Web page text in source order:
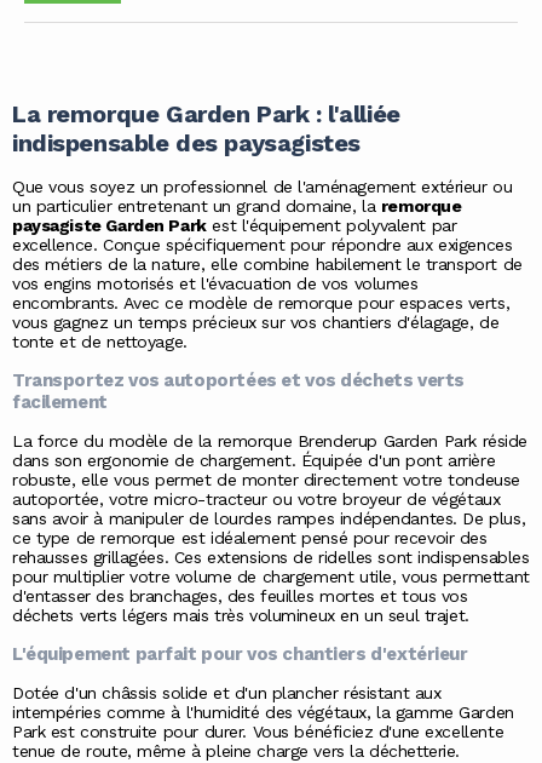
La remorque Garden Park : l'alliée
indispensable des paysagistes
Que vous soyez un professionnel de l'aménagement extérieur ou
un particulier entretenant un grand domaine, la remorque
paysagiste Garden Parkest l'équipement polyvalent par
excellence. Conçue spécifiquement pour répondre aux exigences
des métiers de la nature, elle combine habilement le transport de
vos engins motorisés et l'évacuation de vos volumes
encombrants. Avec ce modèle de remorque pour espaces verts,
vous gagnez un temps précieux sur vos chantiers d'élagage, de
tonte et de nettoyage.
Transportez vos autoportées et vos déchets verts
facilement
La force du modèle de la remorque Brenderup Garden Park réside
dans son ergonomie de chargement. Équipée d'un pont arrière
robuste, elle vous permet de monter directement votre tondeuse
autoportée, votre micro-tracteur ou votre broyeur de végétaux
sans avoir à manipuler de lourdes rampes indépendantes. De plus,
ce type de remorque est idéalement pensé pour recevoir des
rehausses grillagées. Ces extensions de ridelles sont indispensables
pour multiplier votre volume de chargement utile, vous permettant
d'entasser des branchages, des feuilles mortes et tous vos
déchets verts légers mais très volumineux en un seul trajet.
L'équipement parfait pour vos chantiers d'extérieur
Dotée d'un châssis solide et d'un plancher résistant aux
intempéries comme à l'humidité des végétaux, la gamme Garden
Park est construite pour durer. Vous bénéficiez d'une excellente
tenue de route, même à pleine charge vers la déchetterie.